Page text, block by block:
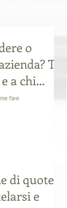
o
Ti
a chi
fare
di quote
e